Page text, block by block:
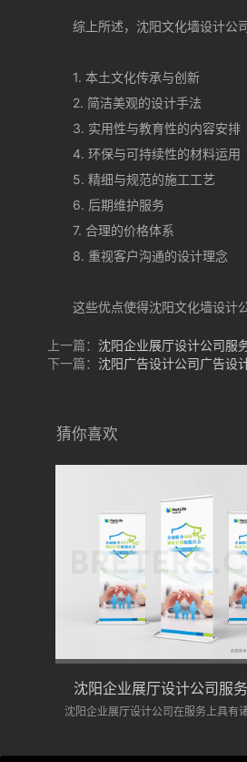
综上所述，沈阳文化墙设计公
1. 本土文化传承与创新
2. 简洁美观的设计手法
3. 实用性与教育性的内容安排
4. 环保与可持续性的材料运用
5. 精细与规范的施工工艺
6. 后期维护服务
7. 合理的价格体系
8. 重视客户沟通的设计理念
这些优点使得沈阳文化墙设计
上一篇： 沈阳企业展厅设计公司服
下一篇： 沈阳广告设计公司广告设
猜你喜欢